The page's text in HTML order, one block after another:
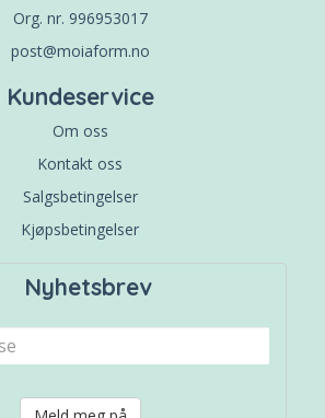
Org. nr. 996953017
post@moiaform.no
Kundeservice
Om oss
Kontakt oss
Salgsbetingelser
Kjøpsbetingelser
Nyhetsbrev